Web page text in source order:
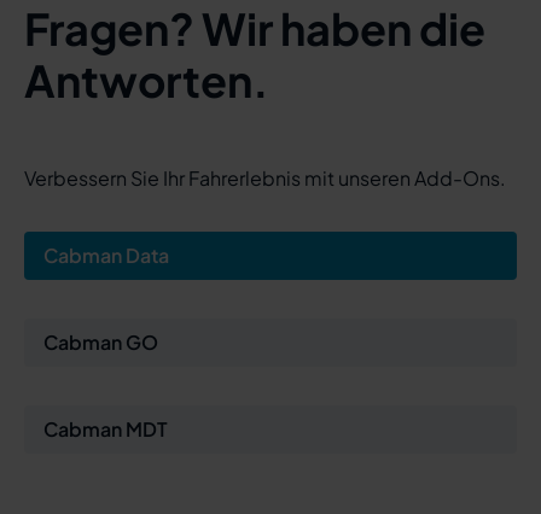
Fragen? Wir haben die
Antworten.
Verbessern Sie Ihr Fahrerlebnis mit unseren Add-Ons.
Cabman Data
Cabman GO
Cabman MDT